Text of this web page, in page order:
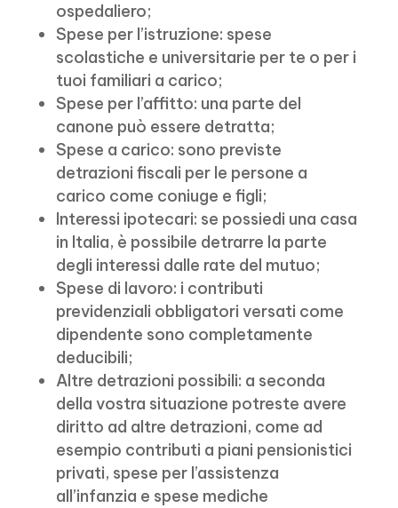
ospedaliero;
Spese per l’istruzione: spese
scolastiche e universitarie per te o per i
tuoi familiari a carico;
Spese per l’affitto: una parte del
canone può essere detratta;
Spese a carico: sono previste
detrazioni fiscali per le persone a
carico come coniuge e figli;
Interessi ipotecari: se possiedi una casa
in Italia, è possibile detrarre la parte
degli interessi dalle rate del mutuo;
Spese di lavoro: i contributi
previdenziali obbligatori versati come
dipendente sono completamente
deducibili;
Altre detrazioni possibili: a seconda
della vostra situazione potreste avere
diritto ad altre detrazioni, come ad
esempio contributi a piani pensionistici
privati, spese per l’assistenza
all’infanzia e spese mediche